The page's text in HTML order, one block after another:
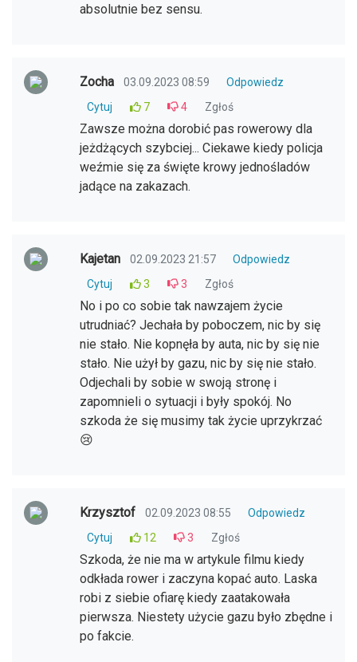
absolutnie bez sensu.
Zocha 03.09.2023 08:59
Odpowiedz
Cytuj
7 4 Zgłoś
Zawsze można dorobić pas rowerowy dla
jeżdżących szybciej... Ciekawe kiedy policja
weźmie się za święte krowy jednośladów
jadące na zakazach.
Kajetan 02.09.2023 21:57
Odpowiedz
Cytuj
3 3 Zgłoś
No i po co sobie tak nawzajem życie
utrudniać? Jechała by poboczem, nic by się
nie stało. Nie kopnęła by auta, nic by się nie
stało. Nie użył by gazu, nic by się nie stało.
Odjechali by sobie w swoją stronę i
zapomnieli o sytuacji i były spokój. No
szkoda że się musimy tak życie uprzykrzać
😢
Krzysztof 02.09.2023 08:55
Odpowiedz
Cytuj
12 3 Zgłoś
Szkoda, że nie ma w artykule filmu kiedy
odkłada rower i zaczyna kopać auto. Laska
robi z siebie ofiarę kiedy zaatakowała
pierwsza. Niestety użycie gazu było zbędne i
po fakcie.